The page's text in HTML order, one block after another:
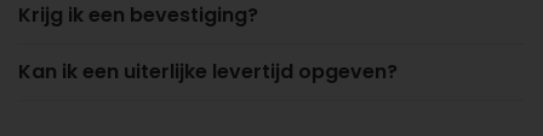
Krijg ik een bevestiging?
Kan ik een uiterlijke levertijd opgeven?